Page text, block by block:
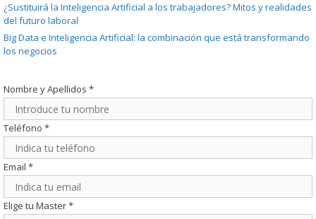
¿Sustituirá la Inteligencia Artificial a los trabajadores? Mitos y realidades
del futuro laboral
Big Data e Inteligencia Artificial: la combinación que está transformando
los negocios
Nombre y Apellidos *
Teléfono *
Email *
Elige tu Master*